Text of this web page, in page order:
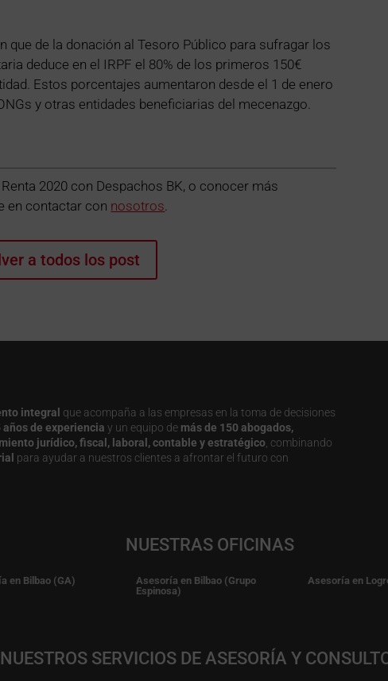
que de la donación al Tesoro Público para sufragar los
deduce en el IRPF el 80% de los primeros 150€
Estos porcentajes aumentaron desde el 1 de enero
y otras entidades beneficiarias del mecenazgo.
2020 con Despachos BK, o conocer más
en contactar con nosotros
a todos los post
integral que acompaña a las empresas en la toma de decisiones
años de experiencia y un equipo de más de 150 abogados,
jurídico, fiscal, laboral, contable y estratégico , combinando
para ayudar a nuestros clientes a afrontar el futuro con
NUESTRAS OFICINAS
en Bilbao (GA)
Asesoría en Bilbao (Grupo
Espinosa)
Asesoría en
NUESTROS SERVICIOS DE ASESORÍA Y